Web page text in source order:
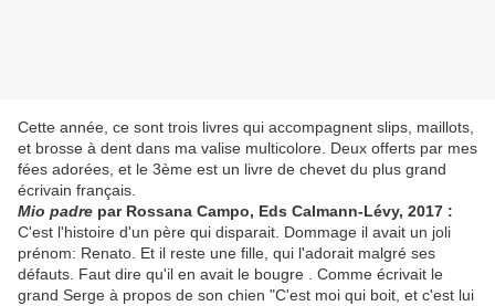
Cette année, ce sont trois livres qui accompagnent slips, maillots,
et brosse à dent dans ma valise multicolore. Deux offerts par mes
fées adorées, et le 3ème est un livre de chevet du plus grand
écrivain français.
Mio padre par Rossana Campo, Eds Calmann-Lévy, 2017 :
C'est l'histoire d'un père qui disparait. Dommage il avait un joli
prénom: Renato. Et il reste une fille, qui l'adorait malgré ses
défauts. Faut dire qu'il en avait le bougre . Comme écrivait le
grand Serge à propos de son chien "C'est moi qui boit, et c'est lui